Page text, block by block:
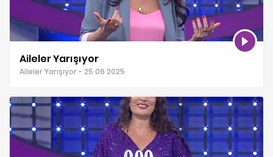
Aileler Yarışıyor
Aileler Yarışıyor - 25 06 2025